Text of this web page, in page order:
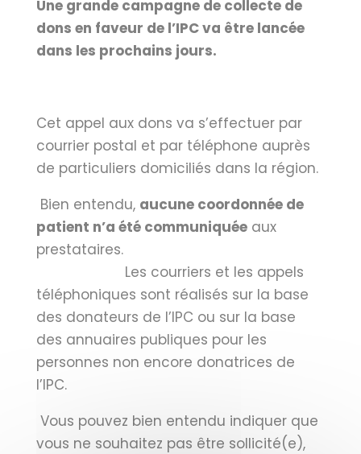
Une grande campagne de collecte de
dons en faveur de l’IPC va être lancée
dans les prochains jours.
Cet appel aux dons va s’effectuer par
courrier postal et par téléphone auprès
de particuliers domiciliés dans la région.
Bien entendu, aucune coordonnée de
patient n’a été communiquéeaux
prestataires.
Les courriers et les appels
téléphoniques sont réalisés sur la base
des donateurs de l’IPC ou sur la base
des annuaires publiques pour les
personnes non encore donatrices de
l’IPC.
Vous pouvez bien entendu indiquer que
vous ne souhaitez pas être sollicité(e),